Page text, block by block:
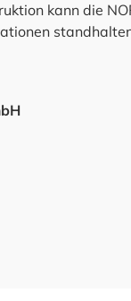
kann die